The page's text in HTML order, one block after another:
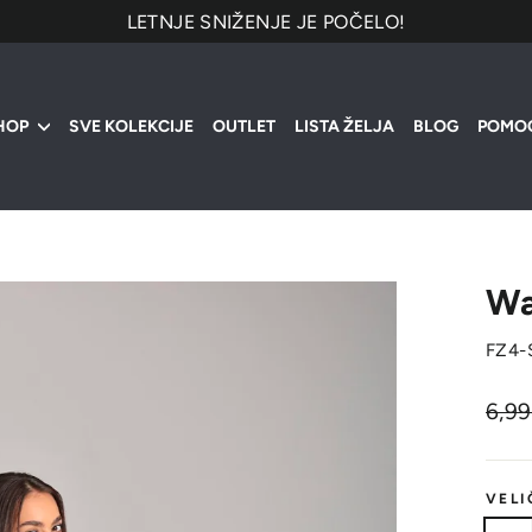
LETNJE SNIŽENJE JE POČELO!
SVE KOLEKCIJE OUTLET LISTA ŽELJA BLOG
FZ4-